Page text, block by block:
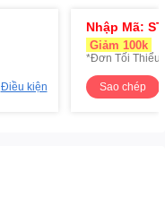
Điều kiện
Nhập Mã:
Giảm 100k
*Đơn Tối Thiểu
Sao chép